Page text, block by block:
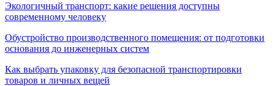
Экологичный транспорт: какие решения доступны
современному человеку
Обустройство производственного помещения: от подготовки
основания до инженерных систем
Как выбрать упаковку для безопасной транспортировки
товаров и личных вещей